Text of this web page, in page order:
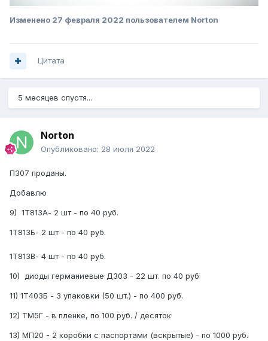
Изменено 27 февраля 2022 пользователем Norton
Цитата
5 месяцев спустя...
Norton
Опубликовано: 28 июля 2022
П307 проданы.
Добавлю
9) 1Т813А- 2 шт - по 40 руб.
1Т813Б- 2 шт - по 40 руб.
1Т813В- 4 шт - по 40 руб.
10) диоды германиевые Д303 - 22 шт. по 40 руб
11) 1Т403Б - 3 упаковки (50 шт.) - по 400 руб.
12) ТМ5Г - в пленке, по 100 руб. / десяток
13) МП20 - 2 коробки с паспортами (вскрытые) - по 1000 руб.